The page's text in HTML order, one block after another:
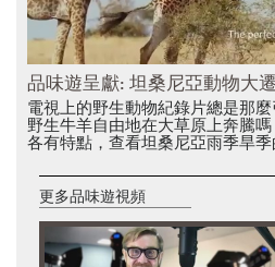
品味遊呈獻: 坦桑尼亞動物大
電視上的野生動物紀錄片總是那
野生牛羊自由地在大草原上奔騰
各有特點，查看坦桑尼亞雨季旱季
更多品味遊視頻